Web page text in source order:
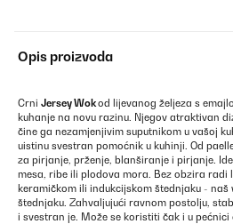
Opis proizvoda
Crni Jersey Wokod lijevanog željeza s
kuhanje na novu razinu. Njegov atraktivan
čine ga nezamjenjivim suputnikom u vašoj
uistinu svestran pomoćnik u kuhinji. Od
za pirjanje, prženje, blanširanje i pirjanje.
mesa, ribe ili plodova mora. Bez obzira radi
keramičkom ili indukcijskom štednjaku -
štednjaku. Zahvaljujući ravnom postolju,
i svestran je. Može se koristiti čak i u pećnici